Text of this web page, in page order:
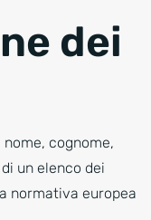
dei
cognome,
un elenco dei
normativa europea